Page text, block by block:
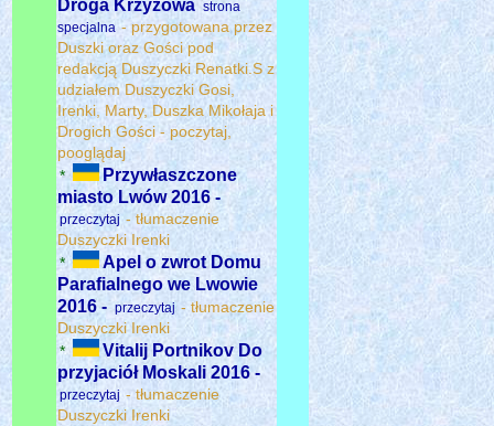
Droga Krzyżowa strona
specjalna - przygotowana przez
Duszki oraz Gości pod
redakcją Duszyczki Renatki.S z
udziałem Duszyczki Gosi,
Irenki, Marty, Duszka Mikołaja i
Drogich Gości - poczytaj,
pooglądaj
*
Przywłaszczone
miasto Lwów 2016 -
przeczytaj - tłumaczenie
Duszyczki Irenki
*
Apel o zwrot Domu
Parafialnego we Lwowie
2016 - przeczytaj - tłumaczenie
Duszyczki Irenki
*
Vitalij Portnikov Do
przyjaciół Moskali 2016 -
przeczytaj - tłumaczenie
Duszyczki Irenki